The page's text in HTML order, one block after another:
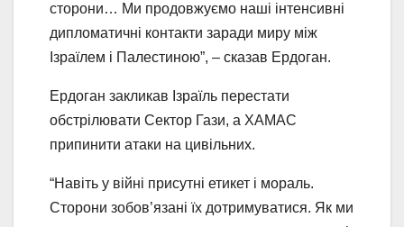
сторони… Ми продовжуємо наші інтенсивні
дипломатичні контакти заради миру між
Ізраїлем і Палестиною”, – сказав Ердоган.
Ердоган закликав Ізраїль перестати
обстрілювати Сектор Гази, а ХАМАС
припинити атаки на цивільних.
“Навіть у війні присутні етикет і мораль.
Сторони зобов’язані їх дотримуватися. Як ми